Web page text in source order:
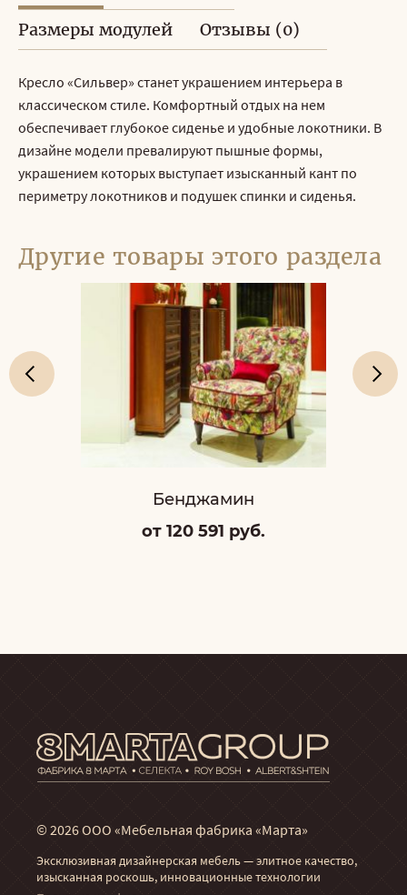
Размеры модулей Отзывы (0)
Кресло «Сильвер» станет украшением интерьера в
классическом стиле. Комфортный отдых на нем
обеспечивает глубокое сиденье и удобные локотники. В
дизайне модели превалируют пышные формы,
украшением которых выступает изысканный кант по
периметру локотников и подушек спинки и сиденья.
Другие товары этого раздела
Бенджамин
от 120 591 руб.
© 2026 ООО «Мебельная фабрика «Марта»
Эксклюзивная дизайнерская мебель — элитное качество,
изысканная роскошь, инновационные технологии